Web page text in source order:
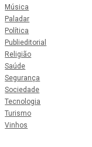
Música
Paladar
Política
Publieditorial
Religião
Saúde
Segurança
Sociedade
Tecnologia
Turismo
Vinhos